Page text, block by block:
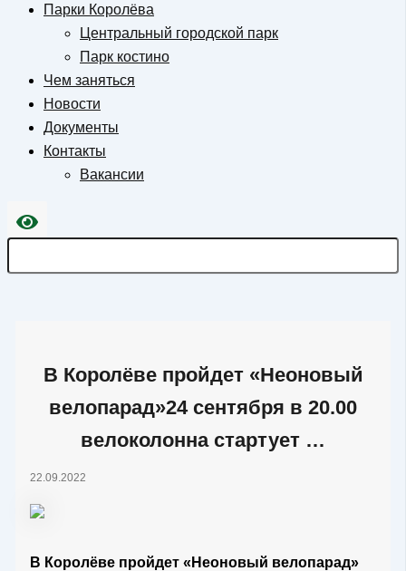
Парки Королёва
Центральный городской парк
Парк костино
Чем заняться
Новости
Документы
Контакты
Вакансии
В Королёве пройдет «Неоновый
велопарад»24 сентября в 20.00
велоколонна стартует …
22.09.2022
В Королёве пройдет «Неоновый велопарад»